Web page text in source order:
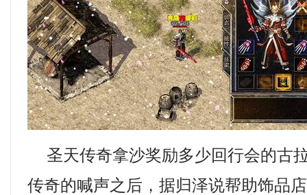
圣天传奇拿沙奖励多少回行会的古
传奇的喊声之后，据归泽说帮助饰品